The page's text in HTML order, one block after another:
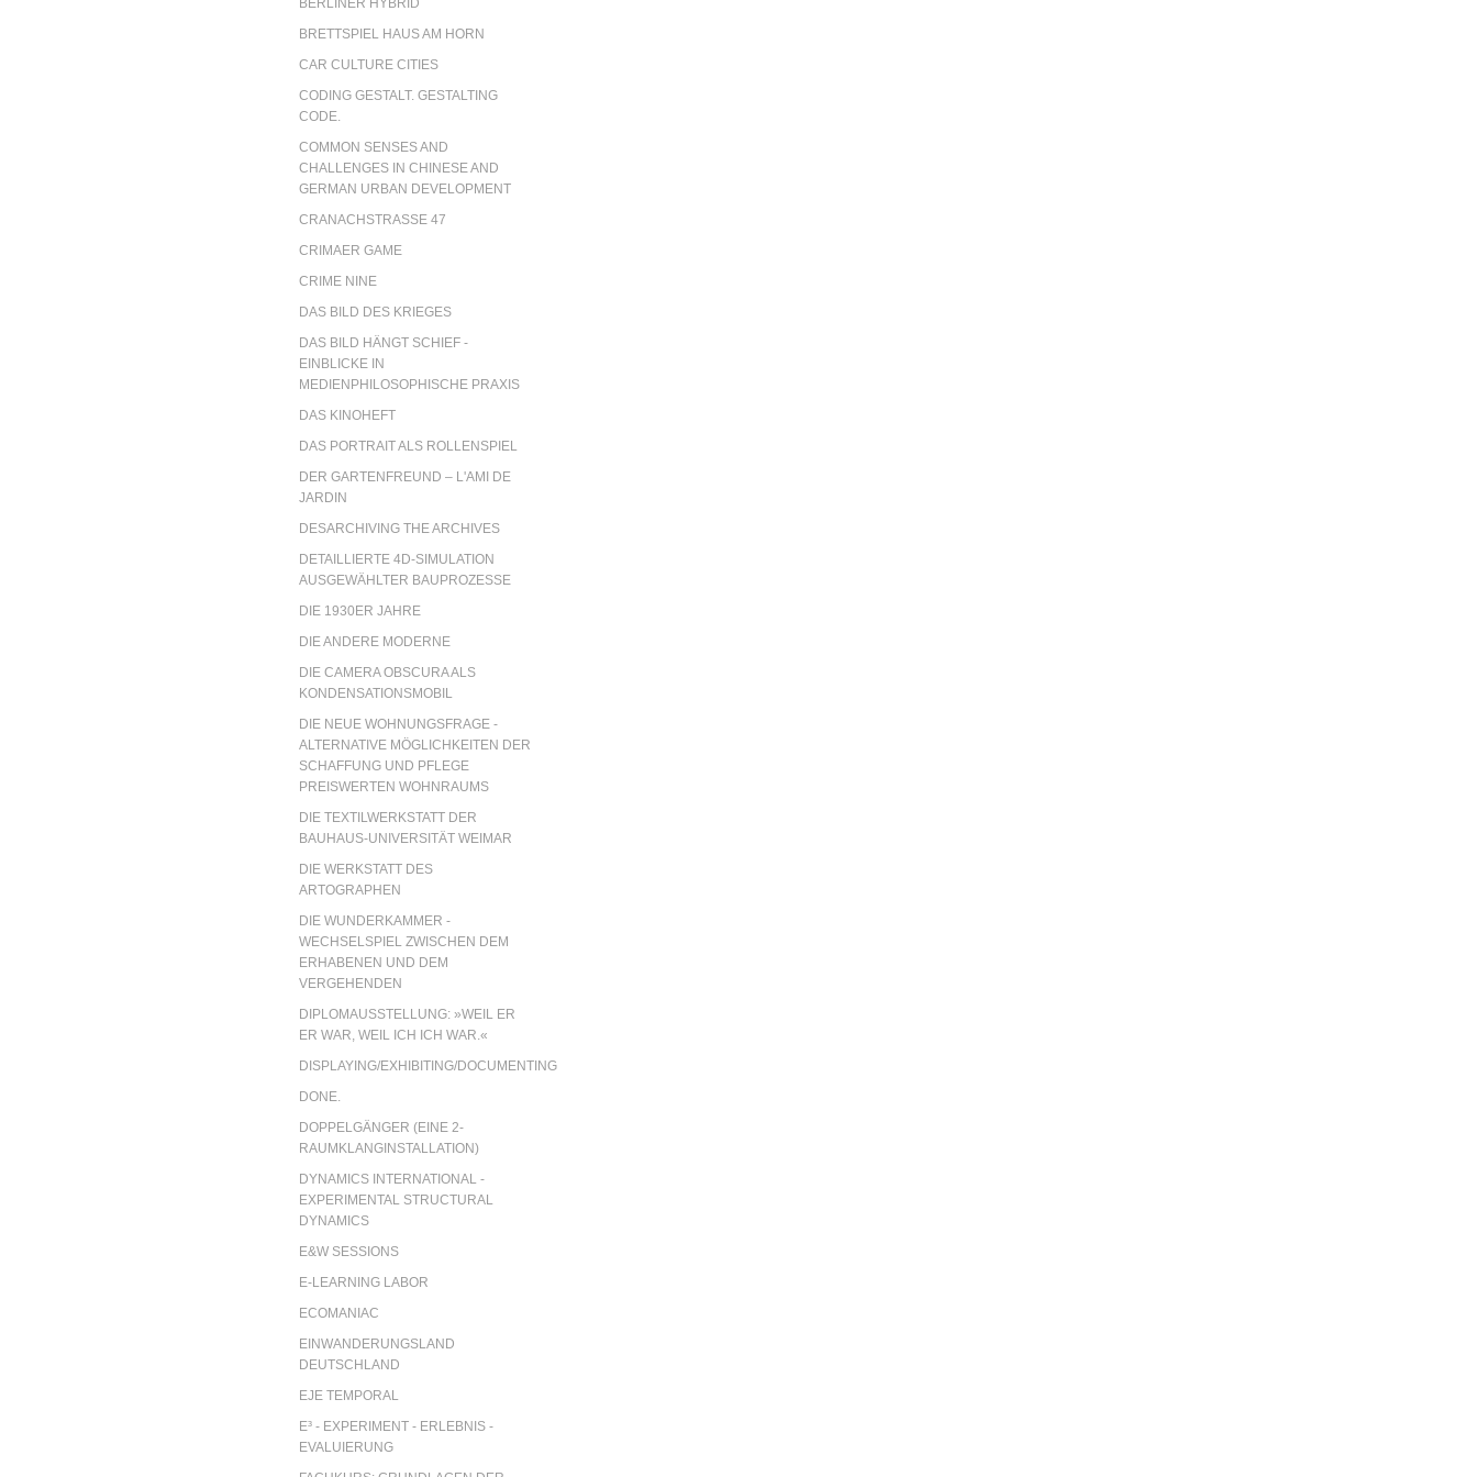
BRETTSPIEL HAUS AM HORN
CAR CULTURE CITIES
CODING GESTALT. GESTALTING
CODE.
COMMON SENSES AND
CHALLENGES IN CHINESE AND
GERMAN URBAN DEVELOPMENT
CRANACHSTRASSE 47
CRIMAER GAME
CRIME NINE
DAS BILD DES KRIEGES
DAS BILD HÄNGT SCHIEF -
EINBLICKE IN
MEDIENPHILOSOPHISCHE PRAXIS
DAS KINOHEFT
DAS PORTRAIT ALS ROLLENSPIEL
DER GARTENFREUND – L'AMI DE
JARDIN
DESARCHIVING THE ARCHIVES
DETAILLIERTE 4D-SIMULATION
AUSGEWÄHLTER BAUPROZESSE
DIE 1930ER JAHRE
DIE ANDERE MODERNE
DIE CAMERA OBSCURA ALS
KONDENSATIONSMOBIL
DIE NEUE WOHNUNGSFRAGE -
ALTERNATIVE MÖGLICHKEITEN DER
SCHAFFUNG UND PFLEGE
PREISWERTEN WOHNRAUMS
DIE TEXTILWERKSTATT DER
BAUHAUS-UNIVERSITÄT WEIMAR
DIE WERKSTATT DES
ARTOGRAPHEN
DIE WUNDERKAMMER -
WECHSELSPIEL ZWISCHEN DEM
ERHABENEN UND DEM
VERGEHENDEN
DIPLOMAUSSTELLUNG: »WEIL ER
ER WAR, WEIL ICH ICH WAR.«
DISPLAYING/EXHIBITING/DOCUMENTING
DONE.
DOPPELGÄNGER (EINE 2-
RAUMKLANGINSTALLATION)
DYNAMICS INTERNATIONAL -
EXPERIMENTAL STRUCTURAL
DYNAMICS
E&W SESSIONS
E-LEARNING LABOR
ECOMANIAC
EINWANDERUNGSLAND
DEUTSCHLAND
EJE TEMPORAL
E³ - EXPERIMENT - ERLEBNIS -
EVALUIERUNG